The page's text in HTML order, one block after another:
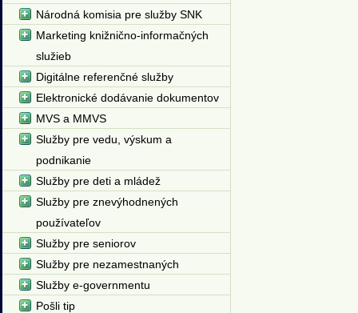
Národná komisia pre služby SNK
Marketing knižnično-informačných
služieb
Digitálne referenčné služby
Elektronické dodávanie dokumentov
MVS a MMVS
Služby pre vedu, výskum a
podnikanie
Služby pre deti a mládež
Služby pre znevýhodnených
používateľov
Služby pre seniorov
Služby pre nezamestnaných
Služby e-governmentu
Pošli tip